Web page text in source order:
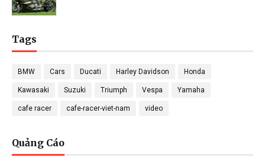
Tags
BMW Cars Ducati Harley Davidson Honda
Kawasaki Suzuki Triumph Vespa Yamaha
cafe racer cafe-racer-viet-nam video
Quảng Cáo